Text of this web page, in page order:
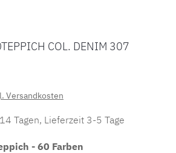
COL. DENIM 307
Versandkosten
Tagen, Lieferzeit 3-5 Tage
- 60 Farben